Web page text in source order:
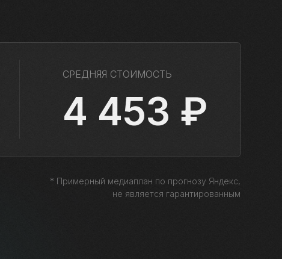
СРЕДНЯЯ СТОИМОСТЬ
4 453 ₽
* Примерный медиаплан по прогнозу Яндекс,
не является гарантированным